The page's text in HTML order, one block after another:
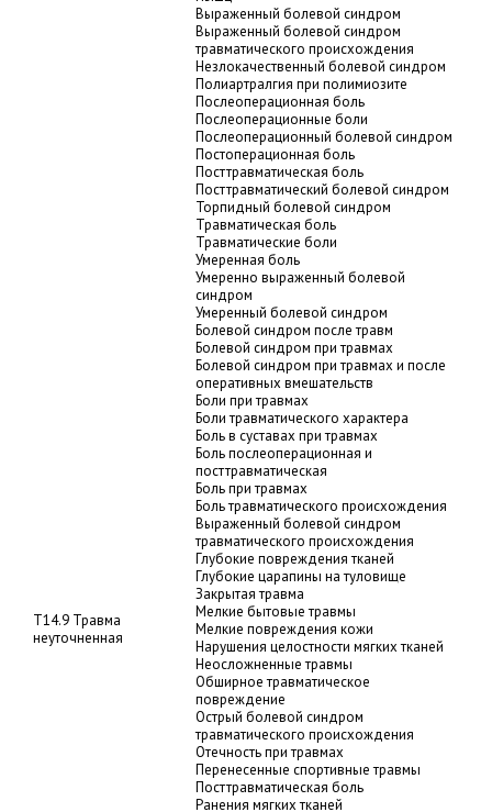
Выраженный болевой синдром
Выраженный болевой синдром
травматического происхождения
Незлокачественный болевой синдром
Полиартралгия при полимиозите
Послеоперационная боль
Послеоперационные боли
Послеоперационный болевой синдром
Постоперационная боль
Посттравматическая боль
Посттравматический болевой синдром
Торпидный болевой синдром
Травматическая боль
Травматические боли
Умеренная боль
Умеренно выраженный болевой
синдром
Умеренный болевой синдром
T14.9 Травма
неуточненная
Болевой синдром после травм
Болевой синдром при травмах
Болевой синдром при травмах и после
оперативных вмешательств
Боли при травмах
Боли травматического характера
Боль в суставах при травмах
Боль послеоперационная и
посттравматическая
Боль при травмах
Боль травматического происхождения
Выраженный болевой синдром
травматического происхождения
Глубокие повреждения тканей
Глубокие царапины на туловище
Закрытая травма
Мелкие бытовые травмы
Мелкие повреждения кожи
Нарушения целостности мягких тканей
Неосложненные травмы
Обширное травматическое
повреждение
Острый болевой синдром
травматического происхождения
Отечность при травмах
Перенесенные спортивные травмы
Посттравматическая боль
Ранения мягких тканей